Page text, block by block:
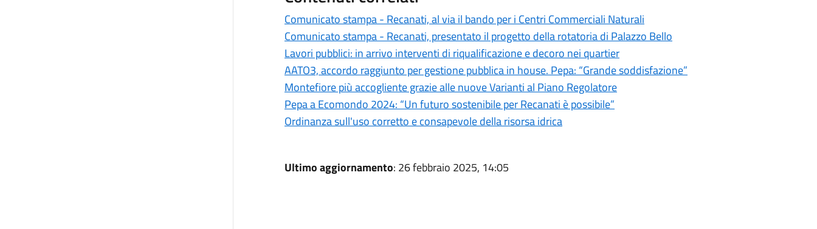
Comunicato stampa - Recanati, al via il bando per i Centri Commerciali Naturali
Comunicato stampa - Recanati, presentato il progetto della rotatoria di Palazzo Bello
Lavori pubblici: in arrivo interventi di riqualificazione e decoro nei quartier
AATO3, accordo raggiunto per gestione pubblica in house. Pepa: “Grande soddisfazione”
Montefiore più accogliente grazie alle nuove Varianti al Piano Regolatore
Pepa a Ecomondo 2024: “Un futuro sostenibile per Recanati è possibile”
Ordinanza sull'uso corretto e consapevole della risorsa idrica
Ultimo aggiornamento: 26 febbraio 2025, 14:05